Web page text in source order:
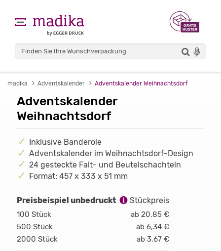
madika Adventskalender Adventskalender Weihnachtsdorf
Adventskalender
Weihnachtsdorf
Inklusive Banderole
Adventskalender im Weihnachtsdorf-Design
24 gesteckte Falt- und Beutelschachteln
Format: 457 x 333 x 51 mm
Preisbeispiel unbedruckt Stückpreis
100 Stück
ab 20,85 €
500 Stück
ab 6,34 €
2000 Stück
ab 3,67 €